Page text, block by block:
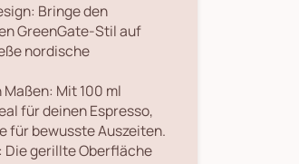
Bringe den
GreenGate-Stil auf
nordische
Mit 100 ml
für deinen Espresso,
für bewusste Auszeiten.
gerillte Oberfläche